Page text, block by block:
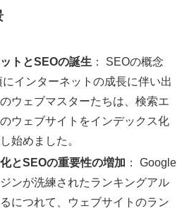
トとSEOの誕生 ： SEOの概念
インターネットの成長に伴い出
ウェブマスターたちは、検索エ
ウェブサイトをインデックス化
始めました。
とSEOの重要性の増加 ： Google
ンが洗練されたランキングアル
につれて、ウェブサイトのラン